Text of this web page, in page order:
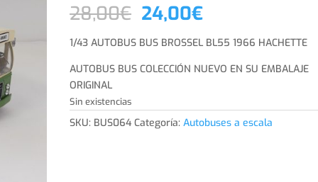
28,00€ El
precio
original
era:
28,00€.
24,00€El
actual
es:
24,00€.
1/43 AUTOBUS BUS BROSSEL BL55 1966 HACHETTE
AUTOBUS BUS COLECCIÓN NUEVO EN SU EMBALAJE
ORIGINAL
Sin existencias
SKU: BUS064 Categoría:Autobuses a escala